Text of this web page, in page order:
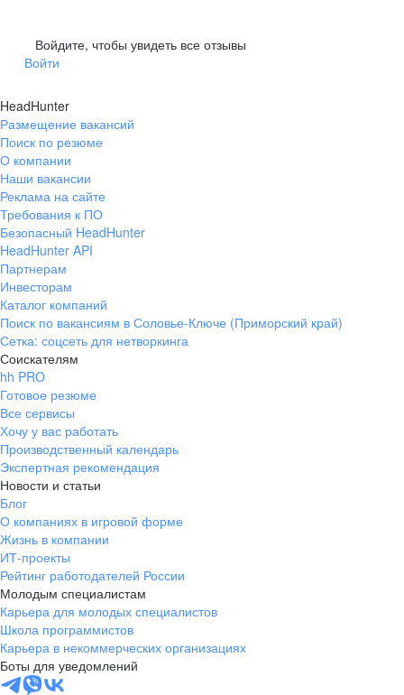
У каждого сотрудника есть уникальная
возможность построить успешную
карьеру в компании и пройти путь
от кассира до регионального менеджера
по продажам в кратчайший срок!
Работник магазина (мерчандайзер,
продавец-кассир)
Администратор магазина
Региональный менеджер по продажам
Сотрудники о работе
Рабочий склада
Комплектовщик
Приёмосдатчик
Старший приёмосдатчик
Начальник смены
Начальник РЦ
Сотрудники о работе
программы
Доплата к больничным и отпускам
Карта лояльности с повышенным
начислением баллов
жизнь
Возможность профессионального
и карьерного роста
Особая карталояльности Fix Price Business
Корпоративное
Дружная команда и развитая
Что говорят о нас разработчики
Войдите, чтобы увидеть все отзывы
Войти
HeadHunter
Размещение вакансий
Поиск по резюме
О компании
Наши вакансии
Реклама на сайте
Требования к ПО
Безопасный HeadHunter
HeadHunter API
Партнерам
Инвесторам
Каталог компаний
Поиск по вакансиям в Соловье-Ключе (Приморский край)
Сетка: соцсеть для нетворкинга
Соискателям
hh PRO
Готовое резюме
Все сервисы
Хочу у вас работать
Производственный календарь
Экспертная рекомендация
Новости и статьи
Блог
О компаниях в игровой форме
Жизнь в компании
ИТ-проекты
Рейтинг работодателей России
Молодым специалистам
Карьера для молодых специалистов
Школа программистов
Карьера в некоммерческих организациях
Боты для уведомлений